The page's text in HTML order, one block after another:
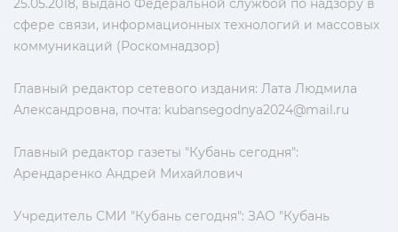
25.05.2018, выдано Федеральной службой по надзору в
сфере связи, информационных технологий и массовых
коммуникаций (Роскомнадзор)
Главный редактор сетевого издания: Лата Людмила
Александровна, почта: kubansegodnya2024@mail.ru
Главный редактор газеты "Кубань сегодня":
Арендаренко Андрей Михайлович
Учредитель СМИ "Кубань сегодня": ЗАО "Кубань